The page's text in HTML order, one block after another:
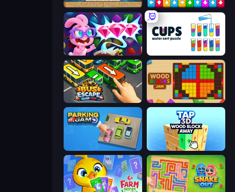
Sudoku Online Tap Away Story
Skydom: Reforged Cups - Water Sort Puzzle
Bus Escape: Clear Jam Wood Blocks Jam